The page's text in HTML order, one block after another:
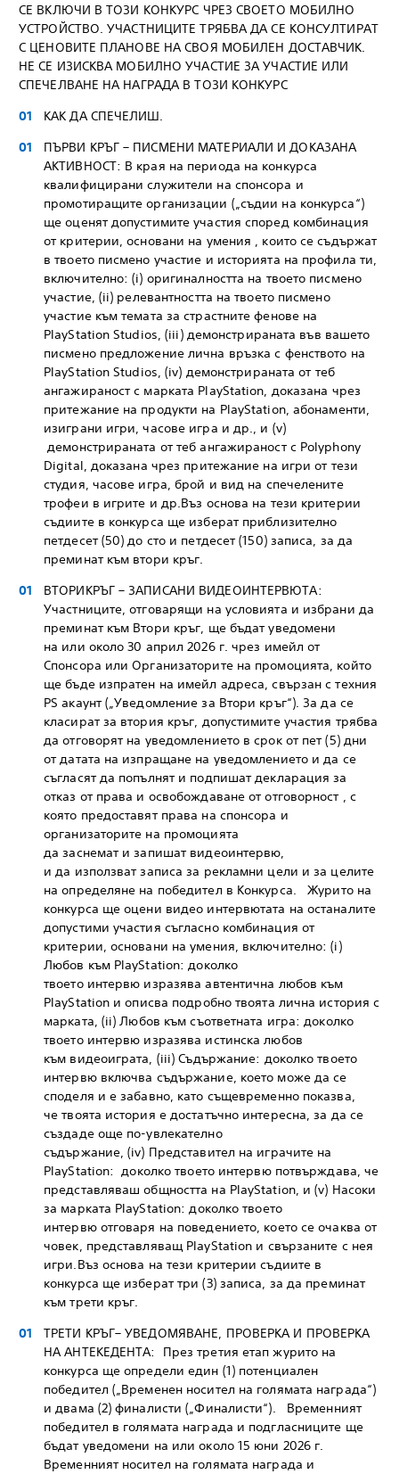
СЕ ВКЛЮЧИ В ТОЗИ КОНКУРС ЧРЕЗ СВОЕТО МОБИЛНО
УСТРОЙСТВО. УЧАСТНИЦИТЕ ТРЯБВА ДА СЕ КОНСУЛТИРАТ
С ЦЕНОВИТЕ ПЛАНОВЕ НА СВОЯ МОБИЛЕН ДОСТАВЧИК.
НЕ СЕ ИЗИСКВА МОБИЛНО УЧАСТИЕ ЗА УЧАСТИЕ ИЛИ
СПЕЧЕЛВАНЕ НА НАГРАДА В ТОЗИ КОНКУРС
КАК ДА СПЕЧЕЛИШ.
ПЪРВИ КРЪГ – ПИСМЕНИ МАТЕРИАЛИ И ДОКАЗАНА
АКТИВНОСТ: В края на периода на конкурса
квалифицирани служители на спонсора и
промотиращите организации („съдии на конкурса“)
ще оценят допустимите участия според комбинация
от критерии, основани на умения , които се съдържат
в твоето писмено участие и историята на профила ти,
включително: (i) оригиналността на твоето писмено
участие, (ii) релевантността на твоето писмено
участие към темата за страстните фенове на
PlayStation Studios, (iii) демонстрираната във вашето
писмено предложение лична връзка с фенството на
PlayStation Studios, (iv) демонстрираната от теб
ангажираност с марката PlayStation, доказана чрез
притежание на продукти на PlayStation, абонаменти,
изиграни игри, часове игра и др., и (v)
демонстрираната от теб ангажираност с Polyphony
Digital, доказана чрез притежание на игри от тези
студия, часове игра, брой и вид на спечелените
трофеи в игрите и др.Въз основа на тези критерии
съдиите в конкурса ще изберат приблизително
петдесет (50) до сто и петдесет (150) записа, за да
преминат към втори кръг.
ВТОРИКРЪГ – ЗАПИСАНИ ВИДЕОИНТЕРВЮТА:
Участниците, отговарящи на условията и избрани да
преминат към Втори кръг, ще бъдат уведомени
на или около 30 април 2026 г. чрез имейл от
Спонсора или Организаторите на промоцията, който
ще бъде изпратен на имейл адреса, свързан с техния
PS акаунт („Уведомление за Втори кръг“). За да се
класират за втория кръг, допустимите участия трябва
да отговорят на уведомлението в срок от пет (5) дни
от датата на изпращане на уведомлението и да се
съгласят да попълнят и подпишат декларация за
отказ от права и освобождаване от отговорност , с
която предоставят права на спонсора и
организаторите на промоцията
да заснемат и запишат видеоинтервю,
и да използват записа за рекламни цели и за целите
на определяне на победител в Конкурса. Журито на
конкурса ще оцени видео интервютата на останалите
допустими участия съгласно комбинация от
критерии, основани на умения, включително: (i)
Любов към PlayStation: доколко
твоето интервю изразява автентична любов към
PlayStation и описва подробно твоята лична история с
марката, (ii) Любов към съответната игра: доколко
твоето интервю изразява истинска любов
към видеоиграта, (iii) Съдържание: доколко твоето
интервю включва съдържание, което може да се
споделя и е забавно, като същевременно показва,
че твоята история е достатъчно интересна, за да се
създаде още по-увлекателно
съдържание, (iv) Представител на играчите на
PlayStation: доколко твоето интервю потвърждава, че
представляваш общността на PlayStation, и (v) Насоки
за марката PlayStation: доколко твоето
интервю отговаря на поведението, което се очаква от
човек, представляващ PlayStation и свързаните с нея
игри.Въз основа на тези критерии съдиите в
конкурса ще изберат три (3) записа, за да преминат
към трети кръг.
ТРЕТИ КРЪГ– УВЕДОМЯВАНЕ, ПРОВЕРКА И ПРОВЕРКА
НА АНТЕКЕДЕНТА: През третия етап журито на
конкурса ще определи един (1) потенциален
победител („Временен носител на голямата награда“)
и двама (2) финалисти („Финалисти“). Временният
победител в голямата награда и подгласниците ще
бъдат уведомени на или около 15 юни 2026 г.
Временният носител на голямата награда и